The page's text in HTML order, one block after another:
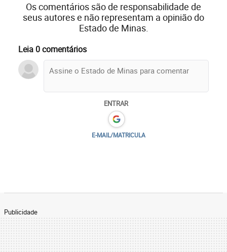
Os comentários são de responsabilidade de
seus autores e não representam a opinião do
Estado de Minas.
Leia 0 comentários
ENTRAR
E-MAIL/MATRICULA
Publicidade